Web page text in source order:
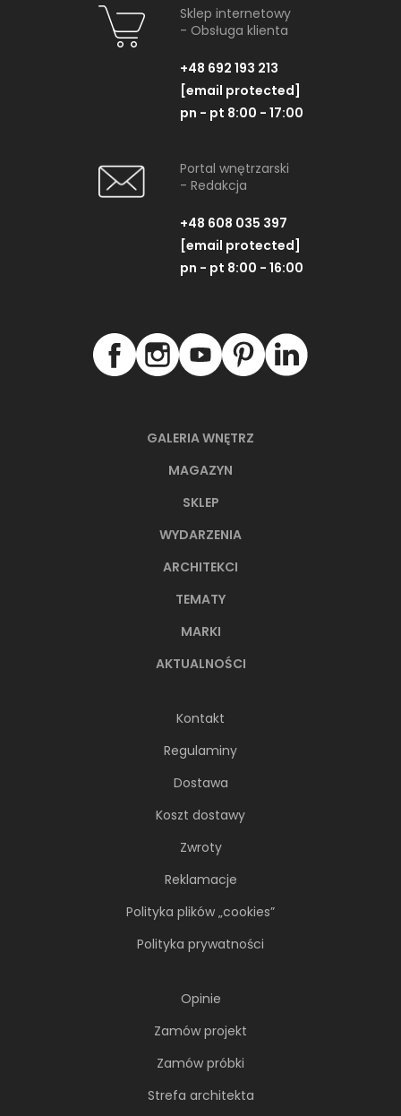
GALERIA WNĘTRZ
MAGAZYN
SKLEP
WYDARZENIA
ARCHITEKCI
TEMATY
MARKI
AKTUALNOŚCI
Kontakt
Regulaminy
Dostawa
Koszt dostawy
Zwroty
Reklamacje
Polityka plików „cookies”
Polityka prywatności
Opinie
Zamów projekt
Zamów próbki
Strefa architekta
Sklep internetowy
- Obsługa klienta
+48 692 193 213
[email protected]
pn - pt 8:00 - 17:00
Portal wnętrzarski
- Redakcja
+48 608 035 397
[email protected]
pn - pt 8:00 - 16:00